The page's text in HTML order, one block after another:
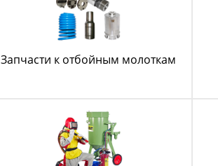
Запчасти к отбойным молоткам